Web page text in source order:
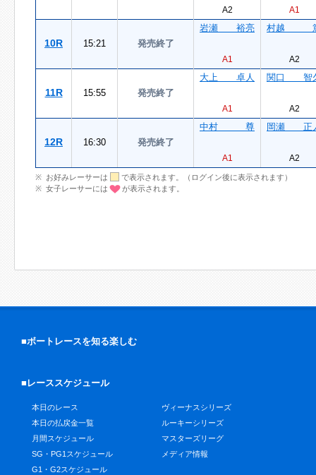
A2 A1
10R 15:21 発売終了
岩瀬 裕亮
A1
村越
A2
11R 15:55 発売終了
大上 卓人
A1
関口 智
A2
12R 16:30 発売終了
中村 尊
A1
岡瀬 正
A2
お好みレーサーは
で表示されます。（ログイン後に表示されます）
女子レーサーには
が表示されます。
■ボートレースを知る楽しむ
■レーススケジュール
本日のレース
本日の払戻金一覧
月間スケジュール
SG・PG1スケジュール
G1・G2スケジュール
ヴィーナスシリーズ
ルーキーシリーズ
マスターズリーグ
メディア情報